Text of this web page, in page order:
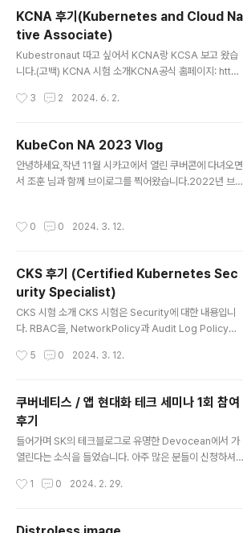
om/cncf/curriculum KCSA 시험 후기(주관적)KCSA
시험범위 도메인은 아래 여섯개입니다. 22% - Kuberne
tes Cluster Component Security22% - Kubernet
es Security Fundamentals16% - Platform..
KCNA 후기(Kubernetes and Cloud Na
tive Associate)
Kubestronaut 따고 싶어서 KCNA랑 KCSA 보고 왔습
니다.(고백) KCNA 시험 소개KCNA공식 홈페이지: http
ernetes-cloud-native-associate/KCNA시험 범위:
ification/frequently-asked-questions-kcnaKCN
A 시험 후기한줄 요약 : 쿠버 기초, 클라우드 네이티브 기
초, 근데 이제 영어가 좀 낯설은.. 1. 쿠버네티스 기초KCN
3 2 2024. 6. 2.
KubeCon NA 2023 Vlog
안녕하세요,작년 11월 시카고에서 열린 쿠버콘에 다녀오면
서 조훈 님과 함께 브이로그를 찍어왔습니다.2022년 브이
참여, 쿠버콘 Day1(체크인+발표 장소 체크)2편: 쿠버콘
(발표 당일)부디 재밌게 봐주시면 감사하겠습니다. 1편N
ative Cloud Rejeks참여쿠버콘 Day1체크인발표 장소
체크 2편쿠버콘 Day2CNCF 앰버서더 조찬 모임Keycl
oak contribest 세션쿠버네티스 자격증 부스 후기) 3편
0 0 2024. 3. 12.
CKS 후기 (Certified Kubernetes Sec
urity Specialist)
CKS 시험 소개 CKS 시험은 Security에 대한 내용입니
다. RBAC을, NetworkPolicy과 Audit Log Policy를
그인들을 어떻게 enable할 수 있는지에 대해서 다룹니다.
Docs에 접근이 가능하다는 점이 특징입니다. 자세한 내용
은 시험 범위를 참고하세요. CKS 공식 홈페이지: https://t
raining.linuxfoundation.org/certification/certifie
d-kubernetes-security-specialist/ CKS 시험 범
위: https://github.com/cncf/curriculum CKS 시험
5 0 2024. 3. 12.
쿠버네티스 / 앱 현대화 테크 세미나 1회 참여
후기
들어가며 SK의 테크블로그로 유명한 Devocean에서 가
열린다는 소식을 들었습니다. 아주 많은 분들이 신청하셔
서 마음을 내려놓고 있었는데, 감사히도 운 좋게 추첨에 당
1 0 2024. 2. 29.